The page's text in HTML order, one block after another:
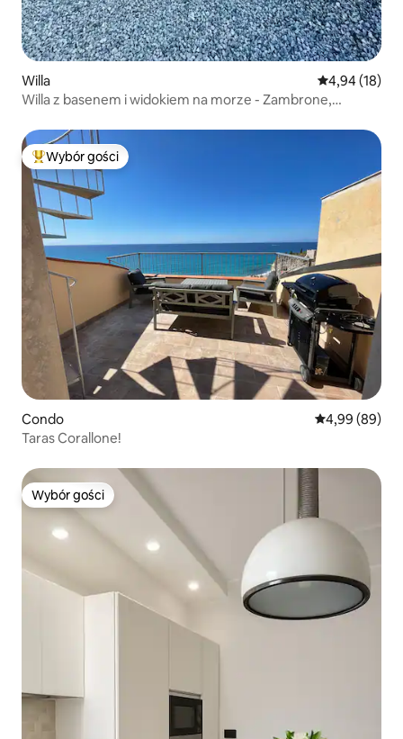
Willa Średnia
4,94 (18)
Willa z basenem i widokiem na morze - Zambrone,
Najpopularniejsze z kategorii Wybór gości
Wybór gości
Condo Średnia
4,99 (89)
Taras Corallone!
Wybór gości
Wybór gości